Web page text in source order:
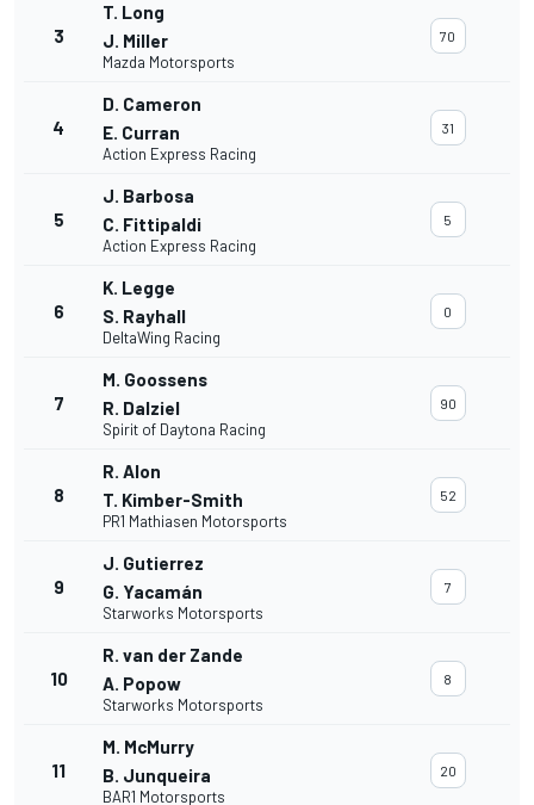
3
T. Long
J. Miller
Mazda Motorsports
70
4
D. Cameron
E. Curran
Action Express Racing
31
5
J. Barbosa
C. Fittipaldi
Action Express Racing
5
6
K. Legge
S. Rayhall
DeltaWing Racing
0
7
M. Goossens
R. Dalziel
Spirit of Daytona Racing
90
8
R. Alon
T. Kimber-Smith
PR1 Mathiasen Motorsports
52
9
J. Gutierrez
G. Yacamán
Starworks Motorsports
7
10
R. van der Zande
A. Popow
Starworks Motorsports
8
11
M. McMurry
B. Junqueira
BAR1 Motorsports
20